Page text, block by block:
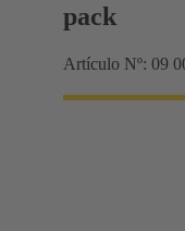
pack
Artículo Nº: 09